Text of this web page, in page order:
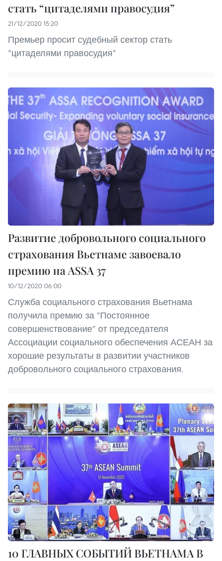
стать “цитаделями правосудия”
21/12/2020 15:20
Премьер просит судебный сектор стать
“цитаделями правосудия”
Развитие добровольного социального
страхования Вьетнаме завоевало
премию на ASSA 37
10/12/2020 06:00
Служба социального страхования Вьетнама
получила премию за “Постоянное
совершенствование” от председателя
Ассоциации социального обеспечения АСЕАН за
хорошие результаты в развитии участников
добровольного социального страхования.
10 ГЛАВНЫХ СОБЫТИЙ ВЬЕТНАМА В